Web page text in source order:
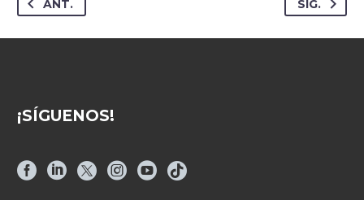
ANT. SIG.
¡SÍGUENOS!